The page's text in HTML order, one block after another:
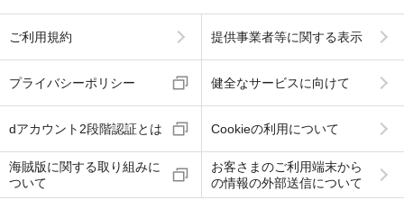
ご利用規約 提供事業者等に関する表示
プライバシーポリシー 健全なサービスに向けて
dアカウント2段階認証とは Cookieの利用について
海賊版に関する取り組みに
ついて
お客さまのご利用端末から
の情報の外部送信について